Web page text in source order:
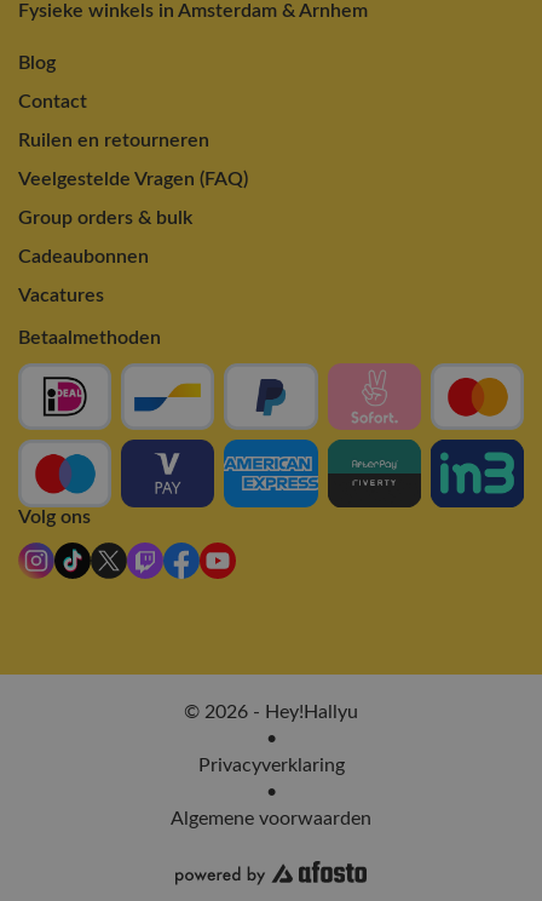
Fysieke winkels in Amsterdam & Arnhem
Blog
Contact
Ruilen en retourneren
Veelgestelde Vragen (FAQ)
Group orders & bulk
Cadeaubonnen
Vacatures
Betaalmethoden
Volg ons
© 2026 - Hey!Hallyu
•
Privacyverklaring
•
Algemene voorwaarden